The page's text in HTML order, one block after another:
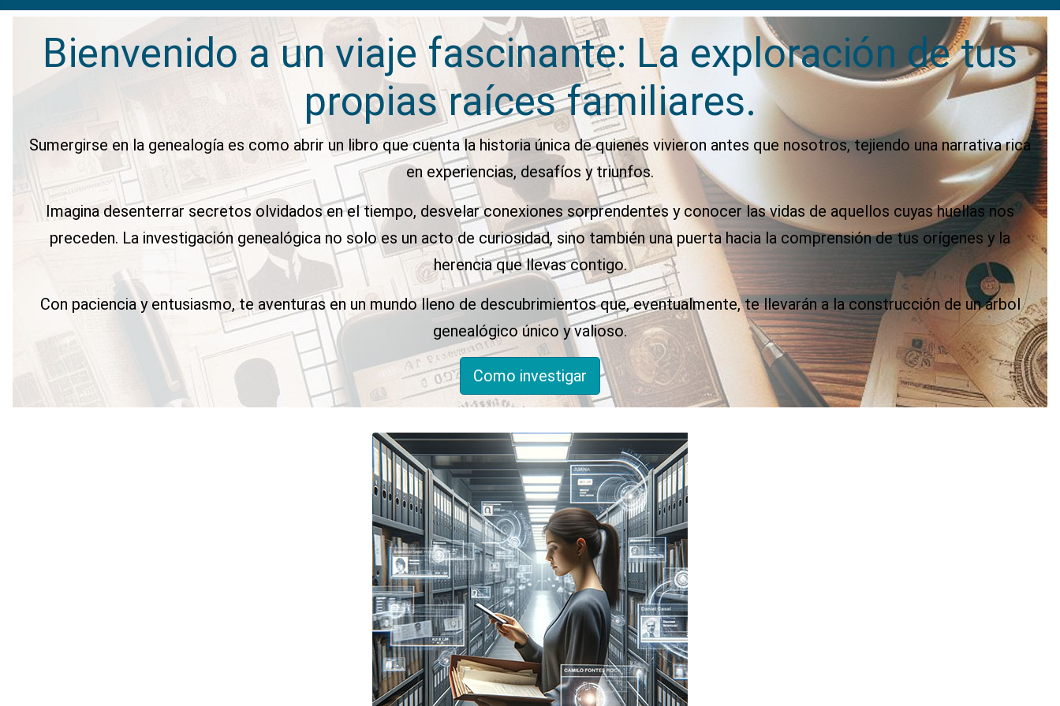
Bienvenido a un viaje fascinante: La exploración de tus
propias raíces familiares.
Sumergirse en la genealogía es como abrir un libro que cuenta la historia única de quienes vivieron antes que nosotros, tejiendo una narrativa rica
en experiencias, desafíos y triunfos.
Imagina desenterrar secretos olvidados en el tiempo, desvelar conexiones sorprendentes y conocer las vidas de aquellos cuyas huellas nos
preceden. La investigación genealógica no solo es un acto de curiosidad, sino también una puerta hacia la comprensión de tus orígenes y la
herencia que llevas contigo.
Con paciencia y entusiasmo, te aventuras en un mundo lleno de descubrimientos que, eventualmente, te llevarán a la construcción de un árbol
genealógico único y valioso.
Como investigar